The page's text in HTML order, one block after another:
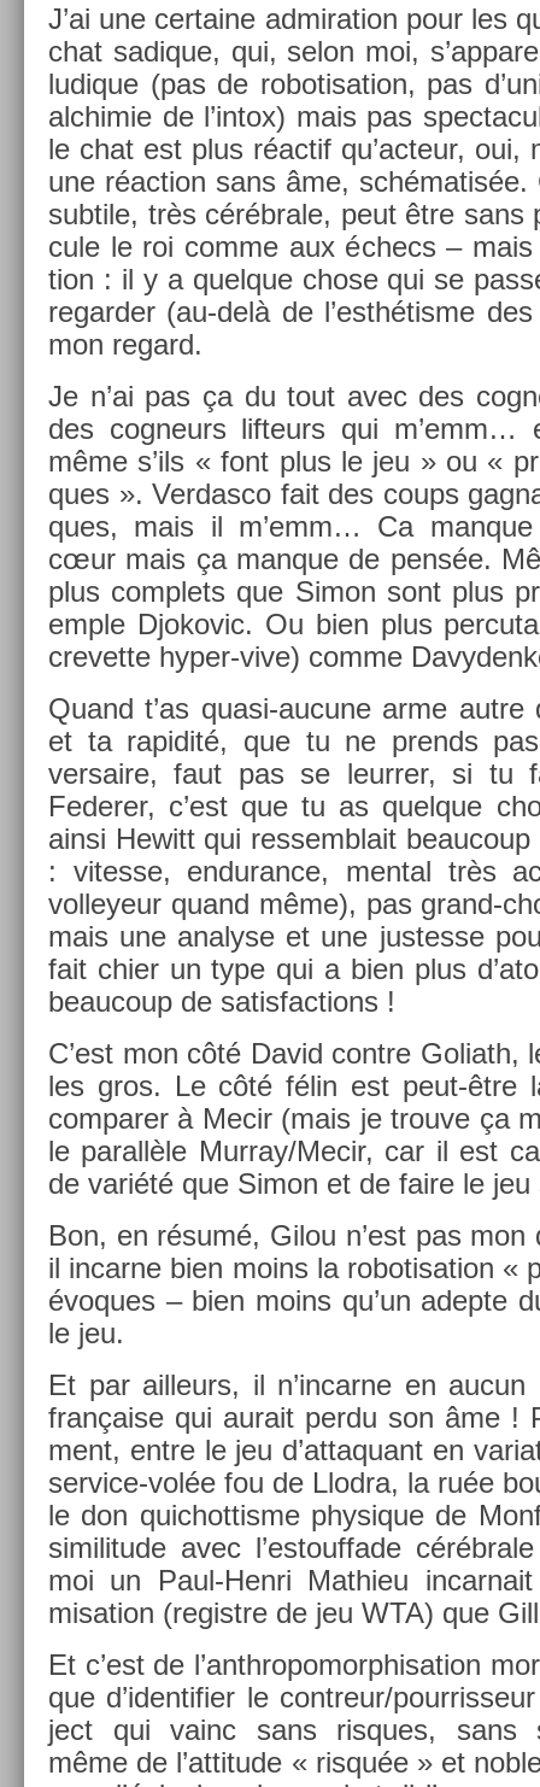
J’ai une cer­taine ad­mira­tion pour les
chat sadique, qui, selon moi,
ludique (pas de robotisa­tion, pas
al­chimie de l’intox) mais pas
le chat est plus réactif qu’ac­teur, oui,
une réac­tion sans âme, schématisée.
sub­tile, très cérébrale, peut être
cule le roi comme aux échecs –
tion : il y a quel­que chose qui se
re­gard­er (au-delà de l’esthétisme
mon re­gard.
Je n’ai pas ça du tout avec des
des cog­neurs li­fteurs qui m’emm…
même s’ils « font plus le jeu » ou «
ques ». Ver­dasco fait des coups
ques, mais il m’emm… Ca
cœur mais ça man­que de pensée.
plus com­plets que Simon sont plus
em­ple Djokovic. Ou bien plus
crevet­te hyper-vive) comme
Quand t’as quasi-aucune arme
et ta rapidité, que tu ne pre­nds
versaire, faut pas se leurr­er, si tu
Feder­er, c’est que tu as quel­que
ainsi Hewitt qui re­ssemblait
: vites­se, end­uran­ce, ment­al très
vol­leyeur quand même), pas grand-
mais une an­alyse et une just­es­se
fait chier un type qui a bien plus
be­aucoup de satis­fac­tions !
C’est mon côté David con­tre Goliath,
les gros. Le côté félin est peut-être
com­par­er à Mecir (mais je trouve ça
le para­llèle Mur­ray/­Mecir, car il est
de variété que Simon et de faire le jeu
Bon, en résumé, Gilou n’est pas
il in­car­ne bien moins la robotisa­tion «
évoques – bien moins qu’un adep­te
le jeu.
Et par ail­leurs, il n’in­carne en
française qui aurait perdu son âme !
ment, entre le jeu d’at­taquant en
service-volée fou de Llod­ra, la ruée
le don quic­hottis­me physique de
similitude avec l’es­touf­fade
moi un Paul-Henri Mat­hieu
misa­tion (re­gistre de jeu WTA) que
Et c’est de l’anthropomorphisa­tion
que d’iden­tifi­er le con­treur/
ject qui vainc sans ris­ques, sans
même de l’at­titude « risquée » et